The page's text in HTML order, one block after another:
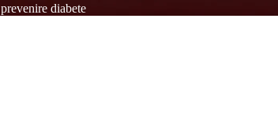
prevenire diabete